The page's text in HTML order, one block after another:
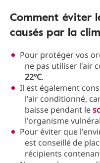
Comment éviter
causés par la
Pour protéger vos
ne pas utiliser l'air
22ºC.
Il est également
l'air conditionné,
baisse pendant le
l'organisme
Pour éviter que
est conseillé de
récipients